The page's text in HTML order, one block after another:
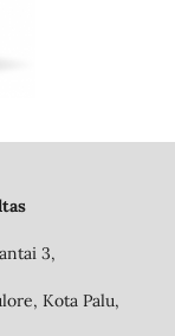
3,
Kota Palu,